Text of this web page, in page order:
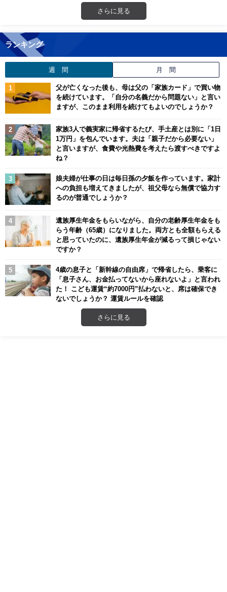
さらに見る
ランキング
週 間 月 間
父が亡くなった後も、母は父の「家族カード」で買い物
を続けています。「自分の名義だから問題ない」と言い
ますが、このまま利用を続けてもよいのでしょうか？
家族3人で義実家に帰省するたび、手土産とは別に「1日
1万円」を包んでいます。夫は「親子だから必要ない」
と言いますが、食費や光熱費を考えたら渡すべきですよ
ね？
娘夫婦が仕事の日は毎日孫の夕飯を作っています。家計
への負担も増えてきましたが、祖父母なら無償で協力す
るのが普通でしょうか？
遺族厚生年金をもらいながら、自分の老齢厚生年金をも
らう年齢（65歳）になりました。両方とも全額もらえる
と思っていたのに、遺族厚生年金が減るって損じゃない
ですか？
4歳の息子と「新幹線の自由席」で帰省したら、乗客に
「息子さん、お金払ってないから座れないよ」と言われ
た！ こども運賃“約7000円”払わないと、席は確保でき
ないでしょうか？ 運賃ルールを確認
さらに見る